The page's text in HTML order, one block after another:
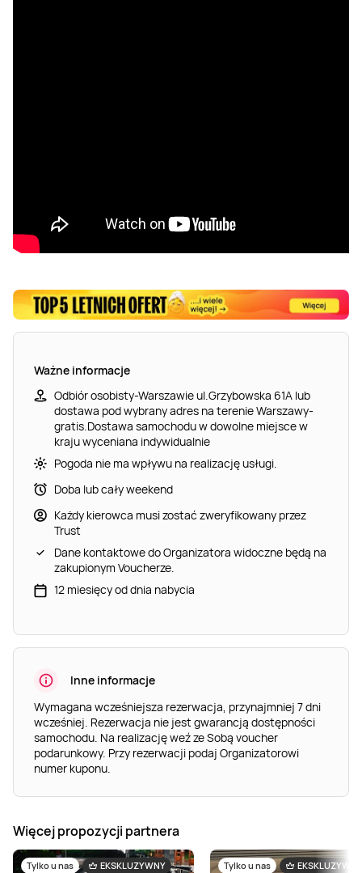
Ważne informacje
Odbiór osobisty-Warszawie ul.Grzybowska 61A lub
dostawa pod wybrany adres na terenie Warszawy-
gratis.Dostawa samochodu w dowolne miejsce w
kraju wyceniana indywidualnie
Pogoda nie ma wpływu na realizację usługi.
Doba lub cały weekend
Każdy kierowca musi zostać zweryfikowany przez
Trust
Dane kontaktowe do Organizatora widoczne będą na
zakupionym Voucherze.
12 miesięcy od dnia nabycia
Inne informacje
Wymagana wcześniejsza rezerwacja, przynajmniej 7 dni
wcześniej. Rezerwacja nie jest gwarancją dostępności
samochodu. Na realizację weź ze Sobą voucher
podarunkowy. Przy rezerwacji podaj Organizatorowi
numer kuponu.
Więcej propozycji partnera
Tylko u nas EKSKLUZYWNY Tylko u nas EKSKLUZYWNY